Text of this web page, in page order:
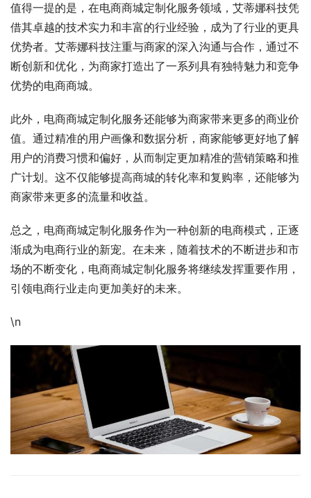
值得一提的是，在电商商城定制化服务领域，艾蒂娜科技凭
借其卓越的技术实力和丰富的行业经验，成为了行业的更具
优势者。艾蒂娜科技注重与商家的深入沟通与合作，通过不
断创新和优化，为商家打造出了一系列具有独特魅力和竞争
优势的电商商城。
此外，电商商城定制化服务还能够为商家带来更多的商业价
值。通过精准的用户画像和数据分析，商家能够更好地了解
用户的消费习惯和偏好，从而制定更加精准的营销策略和推
广计划。这不仅能够提高商城的转化率和复购率，还能够为
商家带来更多的流量和收益。
总之，电商商城定制化服务作为一种创新的电商模式，正逐
渐成为电商行业的新宠。在未来，随着技术的不断进步和市
场的不断变化，电商商城定制化服务将继续发挥重要作用，
引领电商行业走向更加美好的未来。
\n